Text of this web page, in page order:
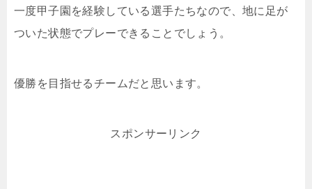
一度甲子園を経験している選手たちなので、地に足が
ついた状態でプレーできることでしょう。
優勝を目指せるチームだと思います。
スポンサーリンク